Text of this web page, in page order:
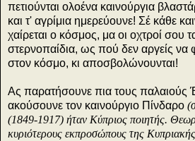
πετιούνται ολοένα καινούργια
και τ' αγρίμια ημερεύουνε! Σέ κάθε
χαίρεται ο κόσμος, μα οι οχτροί σου
στερνοπαίδια, ως πού δεν αργείς να
στον κόσμο, κι αποσβολώνουνται!
Ας παρατήσουνε πια τους παλαιούς
ακούσουνε τον καινούργιο Πίνδαρο
(1849-1917) ήταν Κύπριος ποιητής.
κυριότερους εκπροσώπους της Κυπριακής